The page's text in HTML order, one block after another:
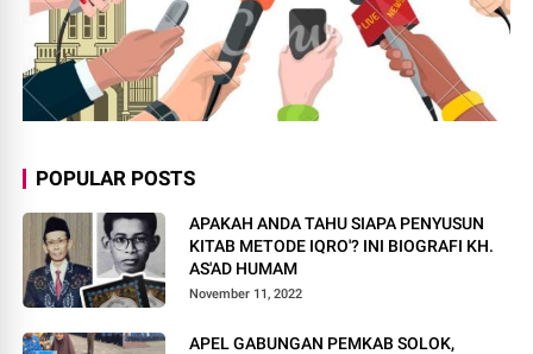
POPULAR POSTS
APAKAH ANDA TAHU SIAPA PENYUSUN
KITAB METODE IQRO'? INI BIOGRAFI KH.
AS'AD HUMAM
November 11, 2022
APEL GABUNGAN PEMKAB SOLOK,